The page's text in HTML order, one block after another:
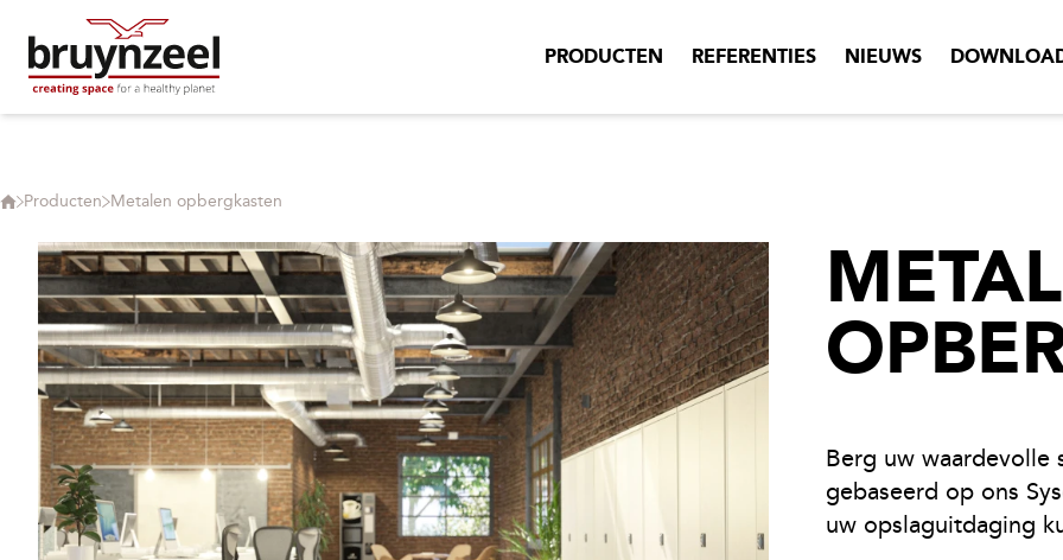
PRODUCTEN REFERENTIES NIEUWS
Producten Metalen opbergkasten
Berg uw waardevolle
gebaseerd op ons
uw opslaguitdaging